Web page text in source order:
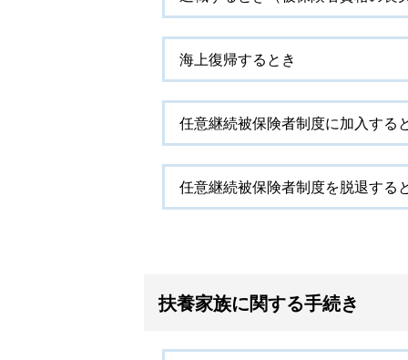
海上復帰するとき
任意継続被保険者制度に加入する
任意継続被保険者制度を脱退する
扶養家族に関する手続き